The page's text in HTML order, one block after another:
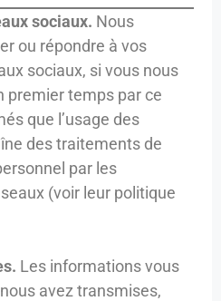
sociaux. Nous
ou répondre à vos
sociaux, si vous nous
premier temps par ce
que l’usage des
des traitements de
par les
(voir leur politique
Les informations vous
avez transmises,